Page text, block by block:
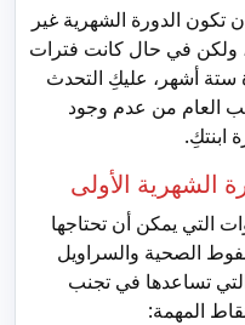
الدورة الشهرية غير
ولكن في حال كانت فترات
ستة أشهر، عليكِ التحدث
العام من عدم وجود
الشهرية الأولى
التي يمكن أن تحتاجها
الصحية والسراويل
تساعدها في تجنب
المهمة: